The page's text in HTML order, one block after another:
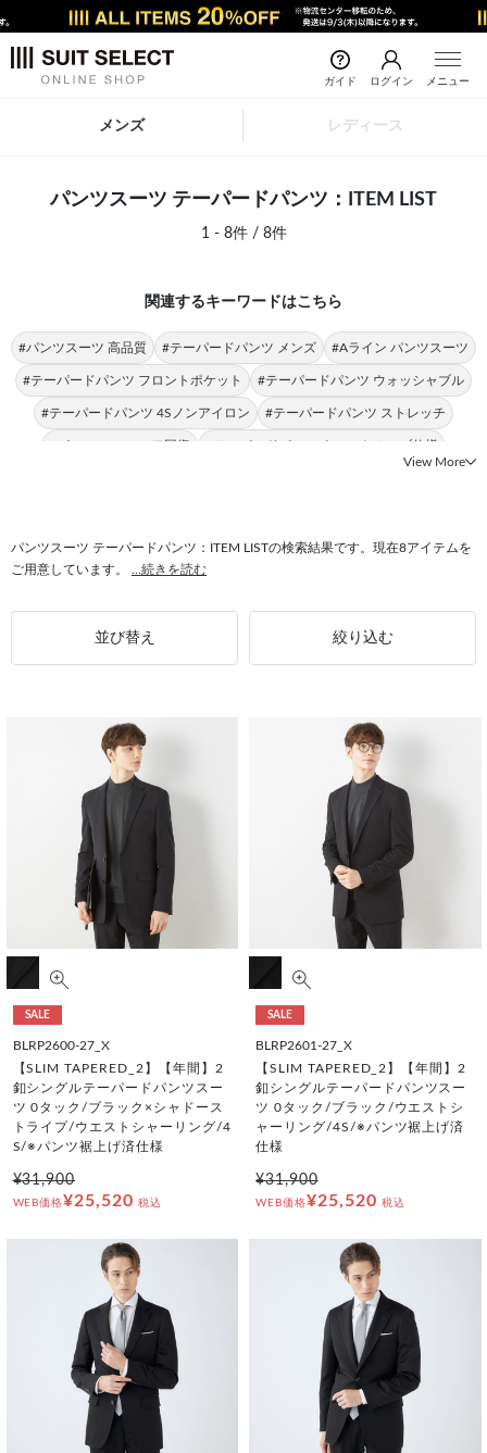
ガイド ログイン メニュー
メンズ レディース
パンツスーツ テーパードパンツ：ITEM LIST
1 - 8件 / 8件
関連するキーワードはこちら
#パンツスーツ 高品質 #テーパードパンツ メンズ #Aライン パンツスーツ
#テーパードパンツ フロントポケット #テーパードパンツ ウォッシャブル
#テーパードパンツ 4Sノンアイロン #テーパードパンツ ストレッチ
#パンツスーツ シワ回復 #テーパードパンツ ウエストムーブ仕様
#パンツスーツ 美しいシルエット #パンツスーツ テーパードアーム
#テーパードパンツ 春夏 #テーパードパンツ CLASSICO TAPERED
#パンツスーツ メンズ #パンツスーツ ウォッシャブル
View More
パンツスーツ テーパードパンツ：ITEM LISTの検索結果です。現在8アイテムを
ご用意しています。
...続きを読む
並び替え 絞り込む
SALE
BLRP2600-27_X
【SLIM TAPERED_2】【年間】2
釦シングルテーパードパンツスー
ツ 0タック/ブラック×シャドース
トライプ/ウエストシャーリング/4
S/※パンツ裾上げ済仕様
¥31,900
WEB価格¥25,520 税込
SALE
BLRP2601-27_X
【SLIM TAPERED_2】【年間】2
釦シングルテーパードパンツスー
ツ 0タック/ブラック/ウエストシ
ャーリング/4S/※パンツ裾上げ済
仕様
¥31,900
WEB価格¥25,520 税込